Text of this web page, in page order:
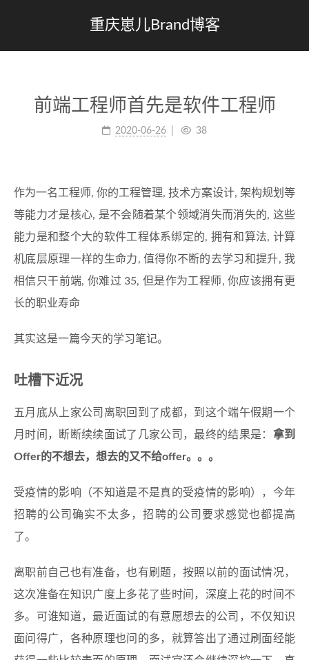
重庆崽儿Brand博客
前端工程师首先是软件工程师
2020-06-26 38
作为一名工程师, 你的工程管理, 技术方案设计, 架构规划等
等能力才是核心, 是不会随着某个领域消失而消失的, 这些
能力是和整个大的软件工程体系绑定的, 拥有和算法, 计算
机底层原理一样的生命力, 值得你不断的去学习和提升, 我
相信只干前端, 你难过 35, 但是作为工程师, 你应该拥有更
长的职业寿命
其实这是一篇今天的学习笔记。
吐槽下近况
五月底从上家公司离职回到了成都，到这个端午假期一个
月时间，断断续续面试了几家公司，最终的结果是： 拿到
Offer的不想去，想去的又不给offer。。。
受疫情的影响（不知道是不是真的受疫情的影响），今年
招聘的公司确实不太多，招聘的公司要求感觉也都提高
了。
离职前自己也有准备，也有刷题，按照以前的面试情况，
这次准备在知识广度上多花了些时间，深度上花的时间不
多。可谁知道，最近面试的有意愿想去的公司，不仅知识
面问得广，各种原理也问的多，就算答出了通过刷面经能